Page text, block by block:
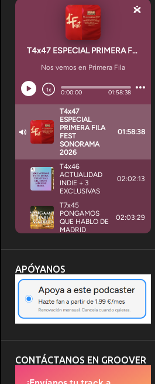
APÓYANOS
CONTÁCTANOS EN GROOVER